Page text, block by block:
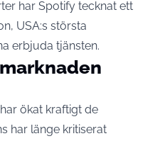
har Spotify tecknat ett
USA:s största
erbjuda tjänsten.
ökat kraftigt de
har länge kritiserat